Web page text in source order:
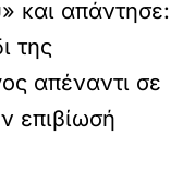
και απάντησε:
της
απέναντι σε
επιβίωσή